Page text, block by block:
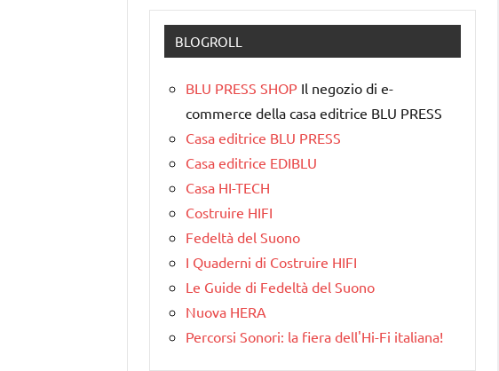
BLOGROLL
BLU PRESS SHOP Il negozio di e-
commerce della casa editrice BLU PRESS
Casa editrice BLU PRESS
Casa editrice EDIBLU
Casa HI-TECH
Costruire HIFI
Fedeltà del Suono
I Quaderni di Costruire HIFI
Le Guide di Fedeltà del Suono
Nuova HERA
Percorsi Sonori: la fiera dell'Hi-Fi italiana!